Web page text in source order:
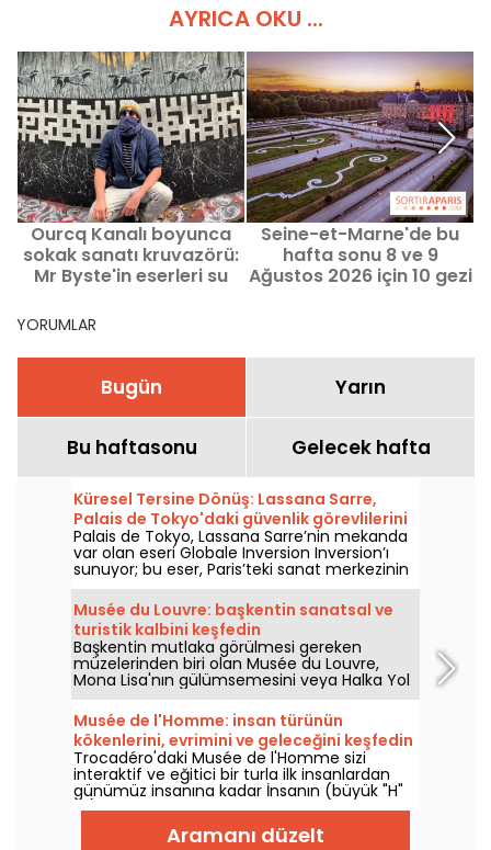
AYRICA OKU ...
Ourcq Kanalı boyunca
sokak sanatı kruvazörü:
Mr Byste'in eserleri su
Seine-et-Marne'de bu
hafta sonu 8 ve 9
Ağustos 2026 için 10 gezi
YORUMLAR
Bugün Yarın
Bu haftasonu Gelecek hafta
Küresel Tersine Dönüş: Lassana Sarre,
Palais de Tokyo'daki güvenlik görevlilerini
öne çıkarıyor
Palais de Tokyo, Lassana Sarre’nin mekanda
var olan eseri Globale Inversion Inversion’ı
sunuyor; bu eser, Paris’teki sanat merkezinin
güvenlik ekiplerine adanmıştır ve 5 Haziran
2026’dan bu yana ziyaretçilerle buluşuyor.
Ressam, bakışı her gün ziyaretçileri
karşılayan, güvenliği sağlayan ve onlara eşlik
eden bu kişilere kaydırıyor.
Musée du Louvre: başkentin sanatsal ve
turistik kalbini keşfedin
Başkentin mutlaka görülmesi gereken
müzelerinden biri olan Musée du Louvre,
Mona Lisa'nın gülümsemesini veya Halka Yol
Gösteren Özgürlük'ün coşkusunu
düşünmeye gelen yılda 8 milyon ziyaretçinin
de kanıtladığı gibi, sergilediği birçok
başyapıtla Fransız ve Avrupa kültürünü
tanıtmaktadır. Burası, sanatın iki yüzyıldır
geliştiği, tarihle iç içe bir yer ve Paris'te
kalıyorsanız mutlaka görmeniz gereken bir
yer!
Musée de l'Homme: insan türünün
kökenlerini, evrimini ve geleceğini keşfedin
Trocadéro'daki Musée de l'Homme sizi
interaktif ve eğitici bir turla ilk insanlardan
günümüz insanına kadar İnsanın (büyük "H"
ile) evrimini keşfetmeye davet ediyor.
Aramanı düzelt